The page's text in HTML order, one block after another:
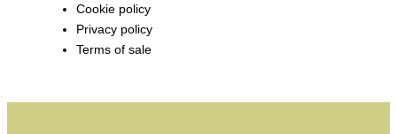
Cookie policy
Privacy policy
Terms of sale